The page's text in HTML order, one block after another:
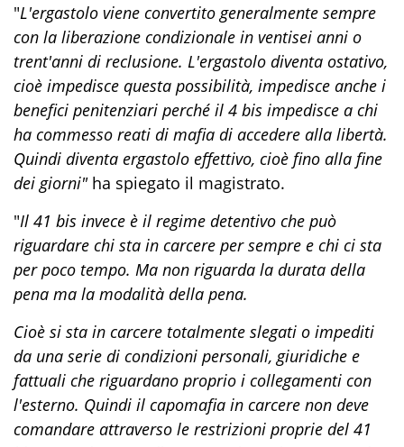
"L'ergastolo viene convertito generalmente sempre
con la liberazione condizionale in ventisei anni o
trent'anni di reclusione. L'ergastolo diventa ostativo,
cioè impedisce questa possibilità, impedisce anche i
benefici penitenziari perché il 4 bis impedisce a chi
ha commesso reati di mafia di accedere alla libertà.
Quindi diventa ergastolo effettivo, cioè fino alla fine
dei giorni"ha spiegato il magistrato.
"Il 41 bis invece è il regime detentivo che può
riguardare chi sta in carcere per sempre e chi ci sta
per poco tempo. Ma non riguarda la durata della
pena ma la modalità della pena.
Cioè si sta in carcere totalmente slegati o impediti
da una serie di condizioni personali, giuridiche e
fattuali che riguardano proprio i collegamenti con
l'esterno. Quindi il capomafia in carcere non deve
comandare attraverso le restrizioni proprie del 41